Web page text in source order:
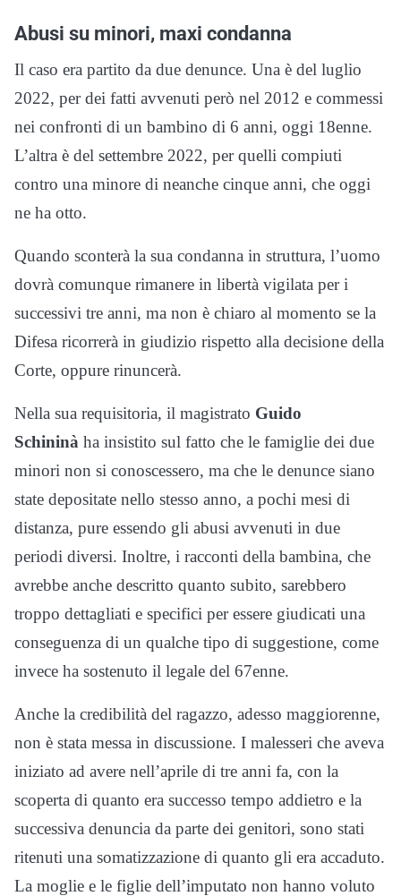
Abusi su minori, maxi condanna
Il caso era partito da due denunce. Una è del luglio
2022, per dei fatti avvenuti però nel 2012 e commessi
nei confronti di un bambino di 6 anni, oggi 18enne.
L’altra è del settembre 2022, per quelli compiuti
contro una minore di neanche cinque anni, che oggi
ne ha otto.
Quando sconterà la sua condanna in struttura, l’uomo
dovrà comunque rimanere in libertà vigilata per i
successivi tre anni, ma non è chiaro al momento se la
Difesa ricorrerà in giudizio rispetto alla decisione della
Corte, oppure rinuncerà.
Nella sua requisitoria, il magistrato Guido
Schininà ha insistito sul fatto che le famiglie dei due
minori non si conoscessero, ma che le denunce siano
state depositate nello stesso anno, a pochi mesi di
distanza, pure essendo gli abusi avvenuti in due
periodi diversi. Inoltre, i racconti della bambina, che
avrebbe anche descritto quanto subito, sarebbero
troppo dettagliati e specifici per essere giudicati una
conseguenza di un qualche tipo di suggestione, come
invece ha sostenuto il legale del 67enne.
Anche la credibilità del ragazzo, adesso maggiorenne,
non è stata messa in discussione. I malesseri che aveva
iniziato ad avere nell’aprile di tre anni fa, con la
scoperta di quanto era successo tempo addietro e la
successiva denuncia da parte dei genitori, sono stati
ritenuti una somatizzazione di quanto gli era accaduto.
La moglie e le figlie dell’imputato non hanno voluto